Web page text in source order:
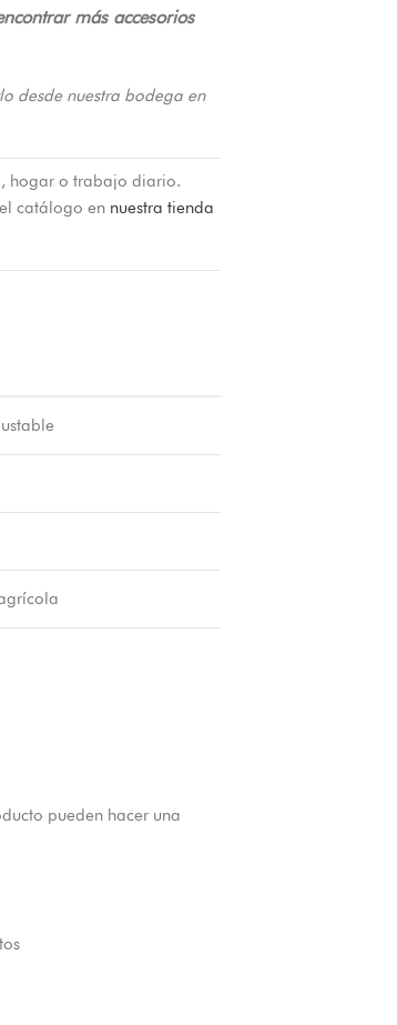
más accesorios
desde nuestra bodega en
hogar o trabajo diario.
catálogo en nuestra tienda
pueden hacer una